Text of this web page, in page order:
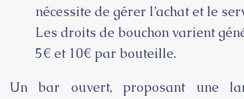
nécessite de gérer l’achat et le
Les droits de bouchon varient
5€ et 10€ par bouteille.
Un bar ouvert, proposant une